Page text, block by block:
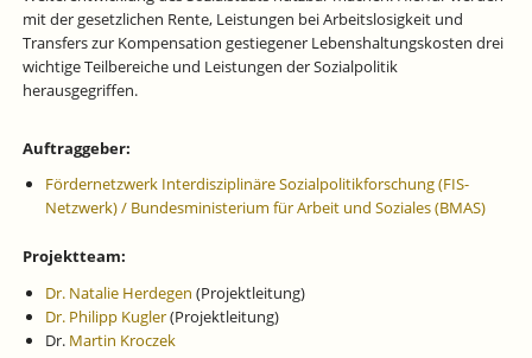
mit der gesetzlichen Rente, Leistungen bei Arbeitslosigkeit und
Transfers zur Kompensation gestiegener Lebenshaltungskosten drei
wichtige Teilbereiche und Leistungen der Sozialpolitik
herausgegriffen.
Auftraggeber:
Fördernetzwerk Interdisziplinäre Sozialpolitikforschung (FIS-
Netzwerk) / Bundesministerium für Arbeit und Soziales (BMAS)
Projektteam:
Dr. Natalie Herdegen (Projektleitung)
Dr. Philipp Kugler(Projektleitung)
Dr. Martin Kroczek